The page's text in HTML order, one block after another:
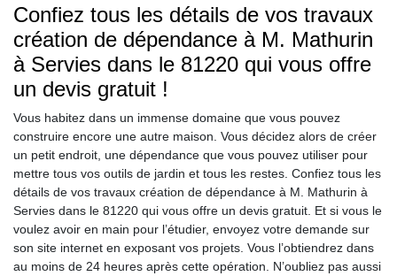
Confiez tous les détails de vos travaux
création de dépendance à M. Mathurin
à Servies dans le 81220 qui vous offre
un devis gratuit !
Vous habitez dans un immense domaine que vous pouvez
construire encore une autre maison. Vous décidez alors de créer
un petit endroit, une dépendance que vous pouvez utiliser pour
mettre tous vos outils de jardin et tous les restes. Confiez tous les
détails de vos travaux création de dépendance à M. Mathurin à
Servies dans le 81220 qui vous offre un devis gratuit. Et si vous le
voulez avoir en main pour l’étudier, envoyez votre demande sur
son site internet en exposant vos projets. Vous l’obtiendrez dans
au moins de 24 heures après cette opération. N’oubliez pas aussi